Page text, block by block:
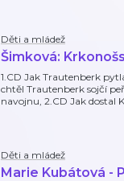
Děti a mládež
Šimková:
1.CD Jak Trautenberk
chtěl Trautenberk sojčí
navojnu, 2.CD Jak dostal
Děti a mládež
Marie Kubátová -